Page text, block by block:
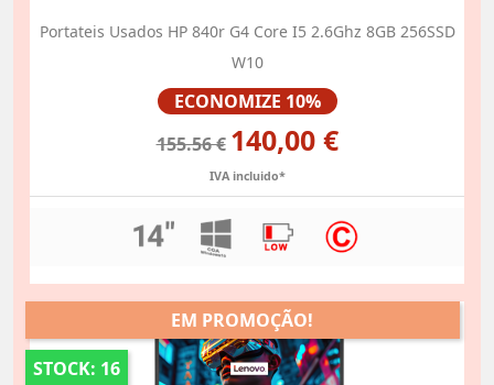
Portateis Usados HP 840r G4 Core I5 2.6Ghz 8GB 256SSD
W10
Preço
ECONOMIZE 10%
155.56 € 140,00 €
IVA incluido*
EM PROMOÇÃO!
STOCK: 16